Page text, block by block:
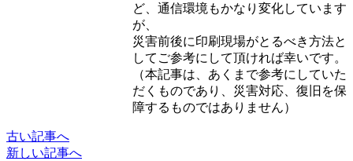
ど、通信環境もかなり変化しています
が、
災害前後に印刷現場がとるべき方法と
してご参考にして頂ければ幸いです。
（本記事は、あくまで参考にしていた
だくものであり、災害対応、復旧を保
障するものではありません）
古い記事へ
新しい記事へ